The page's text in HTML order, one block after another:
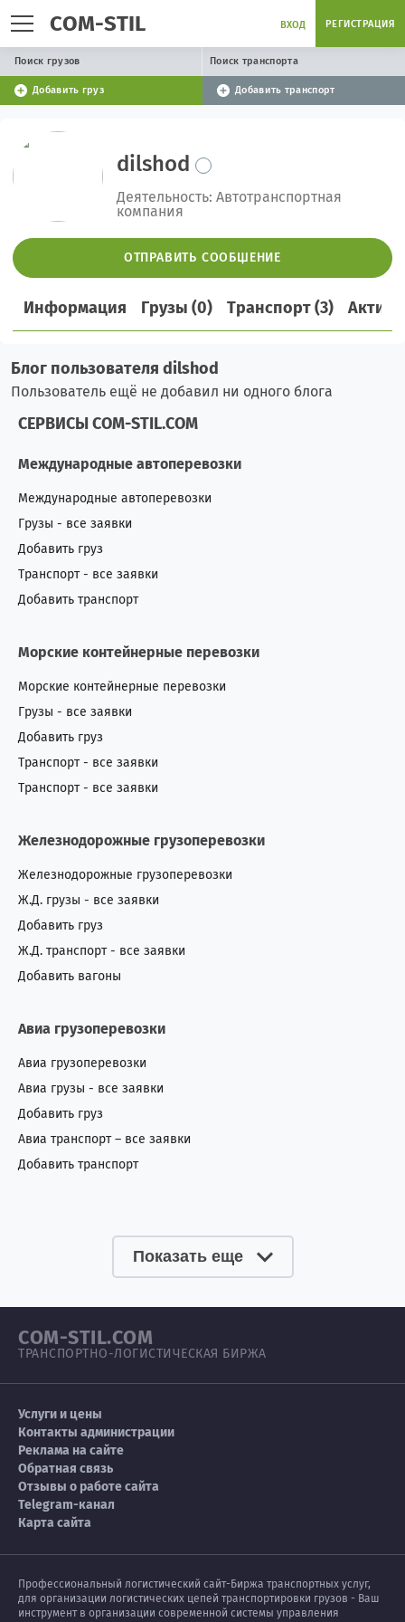
COM-STIL ВХОД РЕГИСТРАЦИЯ
Поиск грузов Поиск транспорта
Добавить груз Добавить транспорт
dilshod
Деятельность: Автотранспортная
компания
ОТПРАВИТЬ СООБЩЕНИЕ
Информация Грузы (0) Транспорт (3)
Блог пользователя dilshod
Пользователь ещё не добавил ни одного блога
СЕРВИСЫ COM-STIL.COM
Международные автоперевозки
Международные автоперевозки
Грузы - все заявки
Добавить груз
Транспорт - все заявки
Добавить транспорт
Морские контейнерные перевозки
Морские контейнерные перевозки
Грузы - все заявки
Добавить груз
Транспорт - все заявки
Транспорт - все заявки
Железнодорожные грузоперевозки
Железнодорожные грузоперевозки
Ж.Д. грузы - все заявки
Добавить груз
Ж.Д. транспорт - все заявки
Добавить вагоны
Авиа грузоперевозки
Авиа грузоперевозки
Авиа грузы - все заявки
Добавить груз
Авиа транспорт – все заявки
Добавить транспорт
Показать еще
COM-STIL.COM
ТРАНСПОРТНО-ЛОГИСТИЧЕСКАЯ БИРЖА
Услуги и цены
Контакты администрации
Реклама на сайте
Обратная связь
Отзывы о работе сайта
Telegram-канал
Карта сайта
Профессиональный логистический сайт-Биржа транспортных услуг,
для организации логистических цепей транспортировки грузов - Ваш
инструмент в организации современной системы управления